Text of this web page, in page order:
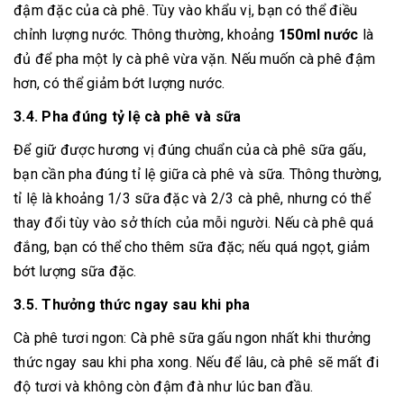
đậm đặc của cà phê. Tùy vào khẩu vị, bạn có thể điều
chỉnh lượng nước. Thông thường, khoảng 150ml nước là
đủ để pha một ly cà phê vừa vặn. Nếu muốn cà phê đậm
hơn, có thể giảm bớt lượng nước.
3.4. Pha đúng tỷ lệ cà phê và sữa
Để giữ được hương vị đúng chuẩn của cà phê sữa gấu,
bạn cần pha đúng tỉ lệ giữa cà phê và sữa. Thông thường,
tỉ lệ là khoảng 1/3 sữa đặc và 2/3 cà phê, nhưng có thể
thay đổi tùy vào sở thích của mỗi người. Nếu cà phê quá
đắng, bạn có thể cho thêm sữa đặc; nếu quá ngọt, giảm
bớt lượng sữa đặc.
3.5. Thưởng thức ngay sau khi pha
Cà phê tươi ngon: Cà phê sữa gấu ngon nhất khi thưởng
thức ngay sau khi pha xong. Nếu để lâu, cà phê sẽ mất đi
độ tươi và không còn đậm đà như lúc ban đầu.